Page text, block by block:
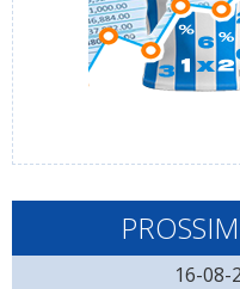
16-08-